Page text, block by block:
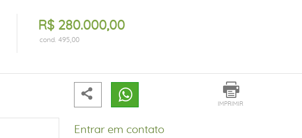
R$ 280.000,00
cond. 495,00
IMPRIMIR
Entrar em contato